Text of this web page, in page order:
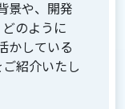
景や、開発
のように
かしている
紹介いたし